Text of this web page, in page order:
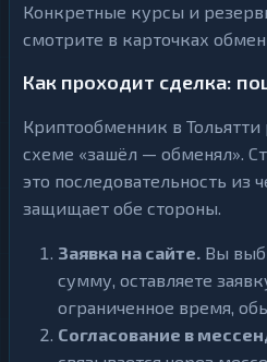
Конкретные курсы и
смотрите в карточках
Как проходит сделка:
Криптообменник в Тольятти
схеме «зашёл — обменял».
это последовательность из
защищает обе стороны.
Заявка на сайте. Вы
сумму, оставляете
ограниченное время,
Согласование в